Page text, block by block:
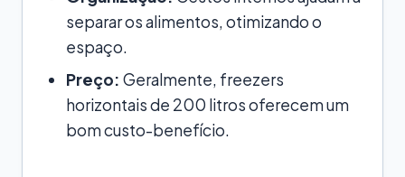
separar os alimentos, otimizando o
espaço.
Preço: Geralmente, freezers
horizontais de 200 litros oferecem um
bom custo-benefício.